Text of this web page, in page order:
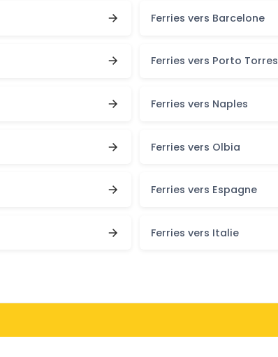
Ferries vers Barcelone
Ferries vers Porto Torres
Ferries vers Naples
Ferries vers Olbia
Ferries vers Espagne
Ferries vers Italie